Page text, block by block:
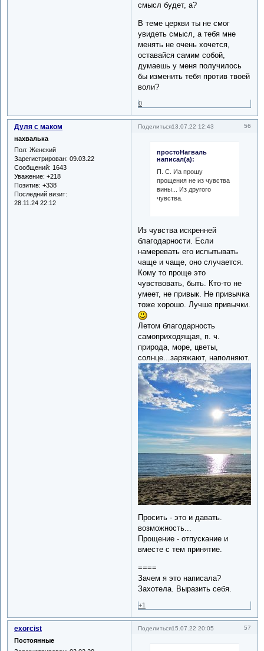
смысл будет, а?
В теме церкви ты не смог
увидеть смысл, а тебя мне
менять не очень хочется,
оставайся самим собой,
думаешь у меня получилось
бы изменить тебя против твоей
воли?
0
Поделиться 56
13.07.22 12:43
Дуля с маком
нахвалька
Пол: Женский
Зарегистрирован: 09.03.22
Сообщений: 1643
Уважение: +218
Позитив: +338
Последний визит:
28.11.24 22:12
простоНагваль
написал(а):
П. С. Иа прошу
прощения не из чувства
вины... Из другого
чувства.
Из чувства искренней
благодарности. Если
намеревать его испытывать
чаще и чаще, оно случается.
Кому то проще это
чувствовать, быть. Кто-то не
умеет, не привык. Не привычка
тоже хорошо. Лучше привычки.
Летом благодарность
самоприходящая, п. ч.
природа, море, цветы,
солнце...заряжают, наполняют.
Просить - это и давать.
возможность...
Прощение - отпускание и
вместе с тем принятие.
====
Зачем я это написала?
Захотела. Выразить себя.
+1
Поделиться 57
15.07.22 20:05
exorcist
Постоянные